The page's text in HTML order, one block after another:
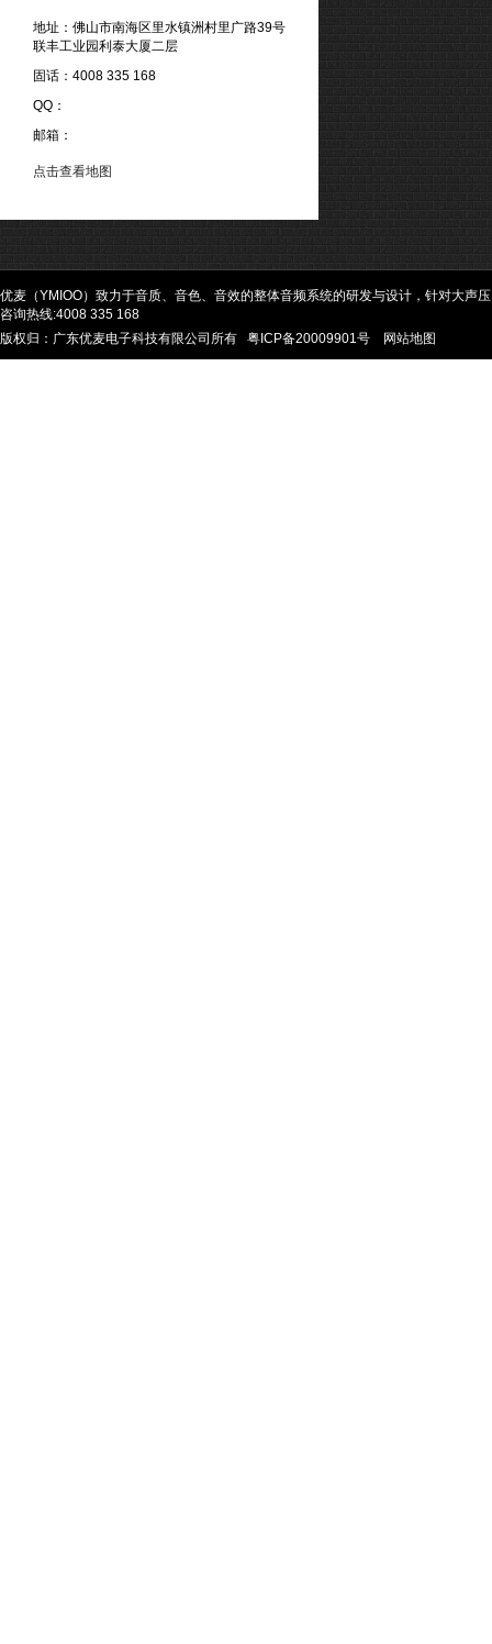
地址：佛山市南海区里水镇洲村里广路39号
联丰工业园利泰大厦二层
固话：4008 335 168
QQ：
邮箱：
点击查看地图
优麦（YMIOO）致力于音质、音色、音效的整体音频系统的研发与设计，针对大
咨询热线:4008 335 168
版权归：广东优麦电子科技有限公司所有 粤ICP备20009901号 网站地图